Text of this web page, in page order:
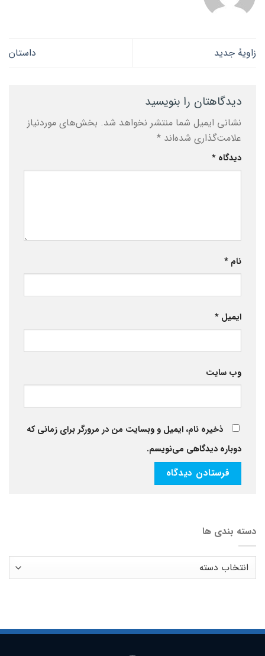
زاویۀ جدید داستان
دیدگاهتان را بنویسید
نشانی ایمیل شما منتشر نخواهد شد. بخش‌های موردنیاز
علامت‌گذاری شده‌اند *
دیدگاه *
نام *
ایمیل *
وب‌ سایت
ذخیره نام، ایمیل و وبسایت من در مرورگر برای زمانی که
دوباره دیدگاهی می‌نویسم.
دسته بندی ها
دسته
بندی